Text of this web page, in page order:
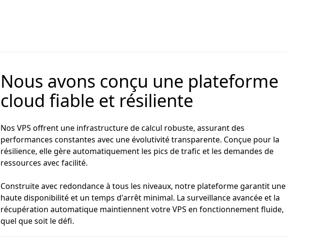
Nous avons conçu une plateforme
cloud fiable et résiliente
Nos VPS offrent une infrastructure de calcul robuste, assurant des
performances constantes avec une évolutivité transparente. Conçue pour la
résilience, elle gère automatiquement les pics de trafic et les demandes de
ressources avec facilité.
Construite avec redondance à tous les niveaux, notre plateforme garantit une
haute disponibilité et un temps d'arrêt minimal. La surveillance avancée et la
récupération automatique maintiennent votre VPS en fonctionnement fluide,
quel que soit le défi.